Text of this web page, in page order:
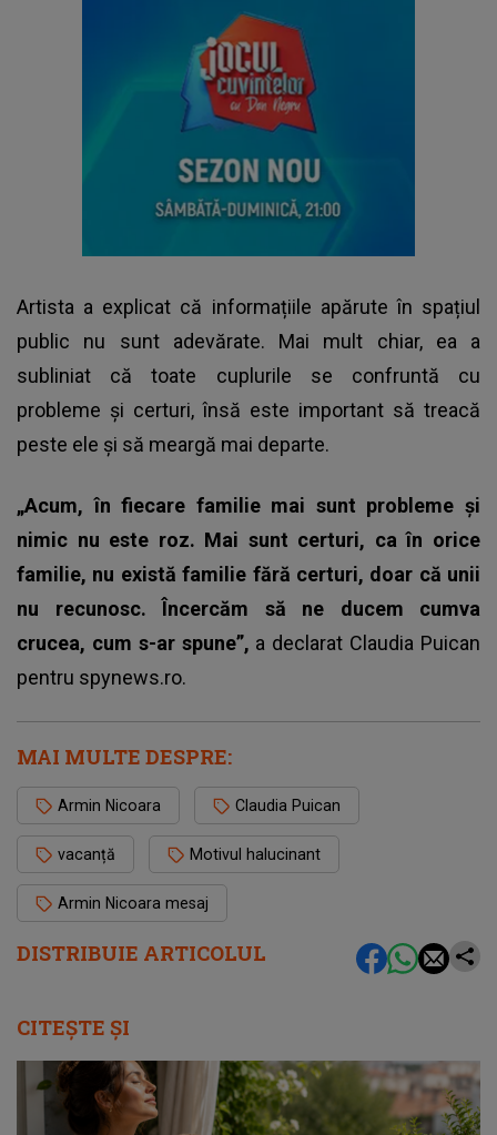
DISTRIBUIE ARTICOLUL
Artista a explicat că informațiile apărute în spațiul
public nu sunt adevărate. Mai mult chiar, ea a
subliniat că toate cuplurile se confruntă cu
probleme și certuri, însă este important să treacă
peste ele și să meargă mai departe.
„Acum, în fiecare familie mai sunt probleme și
nimic nu este roz. Mai sunt certuri, ca în orice
familie, nu există familie fără certuri, doar că unii
nu recunosc. Încercăm să ne ducem cumva
crucea, cum s-ar spune”, a declarat Claudia Puican
pentru spynews.ro.
MAI MULTE DESPRE:
Armin Nicoara Claudia Puican
vacanță Motivul halucinant
Armin Nicoara mesaj
CITEȘTE ȘI